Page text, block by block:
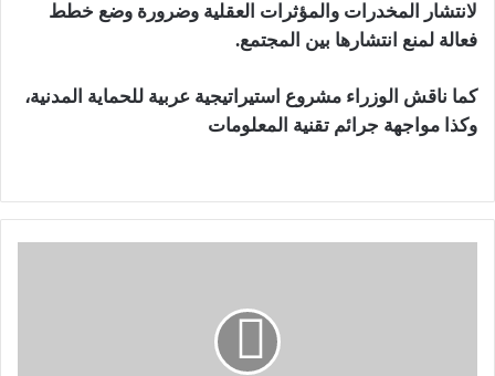
لانتشار المخدرات والمؤثرات العقلية وضرورة وضع خطط
فعالة لمنع انتشارها بين المجتمع.
كما ناقش الوزراء مشروع استيراتيجية عربية للحماية المدنية،
وكذا مواجهة جرائم تقنية المعلومات